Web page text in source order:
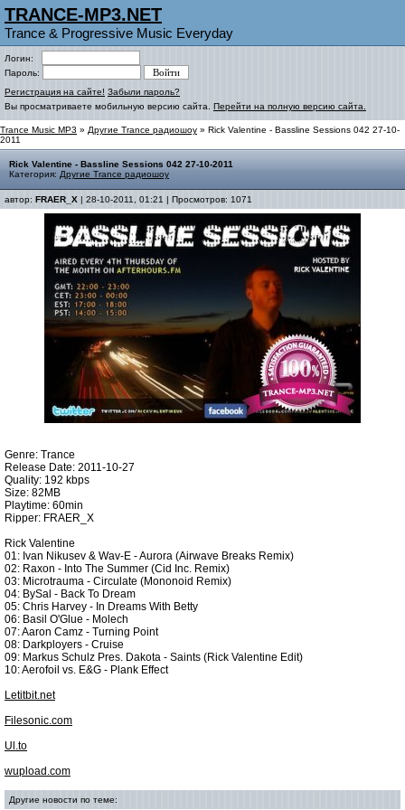
TRANCE-MP3.NET
Trance & Progressive Music Everyday
Логин:
Пароль:
Регистрация на сайте! Забыли пароль?
Вы просматриваете мобильную версию сайта. Перейти на полную версию сайта.
Trance Music MP3 » Другие Trance радиошоу » Rick Valentine - Bassline Sessions 042 27-10-
2011
Rick Valentine - Bassline Sessions 042 27-10-2011
Категория: Другие Trance радиошоу
автор: FRAER_X | 28-10-2011, 01:21 | Просмотров: 1071
Genre: Trance
Release Date: 2011-10-27
Quality: 192 kbps
Size: 82MB
Playtime: 60min
Ripper: FRAER_X
Rick Valentine
01: Ivan Nikusev & Wav-E - Aurora (Airwave Breaks Remix)
02: Raxon - Into The Summer (Cid Inc. Remix)
03: Microtrauma - Circulate (Mononoid Remix)
04: BySal - Back To Dream
05: Chris Harvey - In Dreams With Betty
06: Basil O'Glue - Molech
07: Aaron Camz - Turning Point
08: Darkployers - Cruise
09: Markus Schulz Pres. Dakota - Saints (Rick Valentine Edit)
10: Aerofoil vs. E&G - Plank Effect
Letitbit.net
Filesonic.com
Ul.to
wupload.com
Другие новости по теме: